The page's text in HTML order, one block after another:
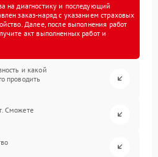
на диагностику и последующий
заказ-наряд с указанием страховых
Далее, после выполнения работ
акт выполненных работ и
и какой
проводить
Сможете